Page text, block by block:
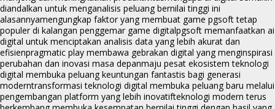
diandalkan untuk menganalisis peluang bernilai tinggi ini
alasannyamengungkap faktor yang membuat game pgsoft tetap
populer di kalangan penggemar game digitalpgsoft memanfaatkan ai
digital untuk menciptakan analisis data yang lebih akurat dan
efisienpragmatic play membawa gebrakan digital yang menginspirasi
perubahan dan inovasi masa depanmaju pesat ekosistem teknologi
digital membuka peluang keuntungan fantastis bagi generasi
moderntransformasi teknologi digital membuka peluang baru melalui
pengembangan platform yang lebih inovatifteknologi modern terus